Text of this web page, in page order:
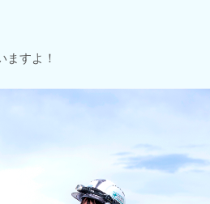
ますよ！